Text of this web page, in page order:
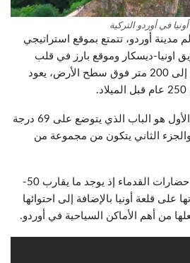
في أوردو التركية
مدينة أوردو، تتمتع بموقع استراتيجي
طريق اونيا-ديسكار وموقع بارز في قلب
هضبة بركانية يصل ارتفاعها إلى 200 متر فوق سطح الأرض، يعود
تتكون قلعة أونيا من جزئين الأول هو الباب الذي يتوضع على 69 درجة
الثاني يتكون من مجموعة من
تعد هذه القلعة شاهداً على حضارات القدماء إذ يوجد ما يقارب 50-
على قلعة أونيا بالإضافة إلى احتوائها
من أهم الأماكن السياحية في أوردو.